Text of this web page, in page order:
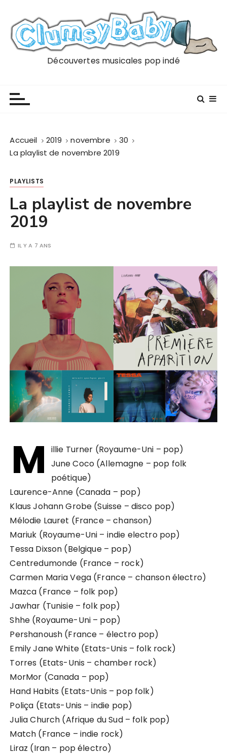
Découvertes musicales pop indé
Accueil 2019 novembre
30
La playlist de novembre 2019
PLAYLISTS
La playlist de novembre
2019
IL Y A 7 ANS
M
illie Turner (Royaume-Uni – pop)
June Coco (Allemagne – pop folk
poétique)
Laurence-Anne (Canada – pop)
Klaus Johann Grobe (Suisse – disco pop)
Mélodie Lauret (France – chanson)
Mariuk (Royaume-Uni – indie electro pop)
Tessa Dixson (Belgique – pop)
Centredumonde (France – rock)
Carmen Maria Vega (France – chanson électro)
Mazca (France – folk pop)
Jawhar (Tunisie – folk pop)
Shhe (Royaume-Uni – pop)
Pershanoush (France – électro pop)
Emily Jane White (Etats-Unis – folk rock)
Torres (Etats-Unis – chamber rock)
MorMor (Canada – pop)
Hand Habits (Etats-Unis – pop folk)
Poliça (Etats-Unis – indie pop)
Julia Church (Afrique du Sud – folk pop)
Match (France – indie rock)
Liraz (Iran – pop électro)